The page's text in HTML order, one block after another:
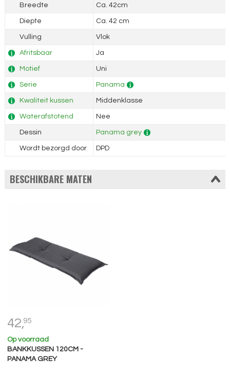
Breedte Ca. 42cm
Diepte Ca. 42 cm
Vulling Vlok
Afritsbaar Ja
Motief Uni
Serie Panama
Kwaliteit kussen Middenklasse
Waterafstotend Nee
Dessin Panama grey
Wordt bezorgd door DPD
BESCHIKBARE MATEN
42,95
Op voorraad
BANKKUSSEN 120CM -
PANAMA GREY